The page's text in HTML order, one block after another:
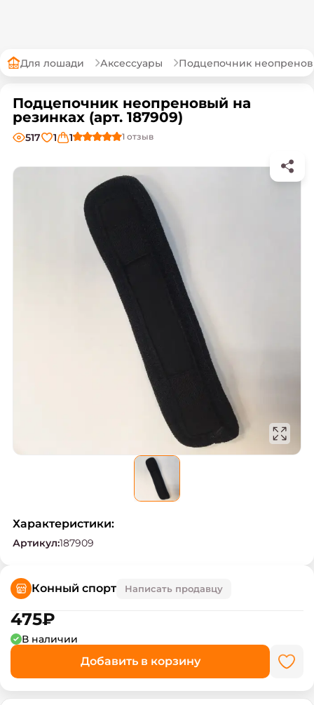
Для лошади Аксессуары Подцепочник
Подцепочник неопреновый на
резинках (арт. 187909)
517 1 1 1 отзыв
Характеристики:
Артикул:187909
Конный спорт Написать продавцу
475₽
В наличии
Добавить в корзину